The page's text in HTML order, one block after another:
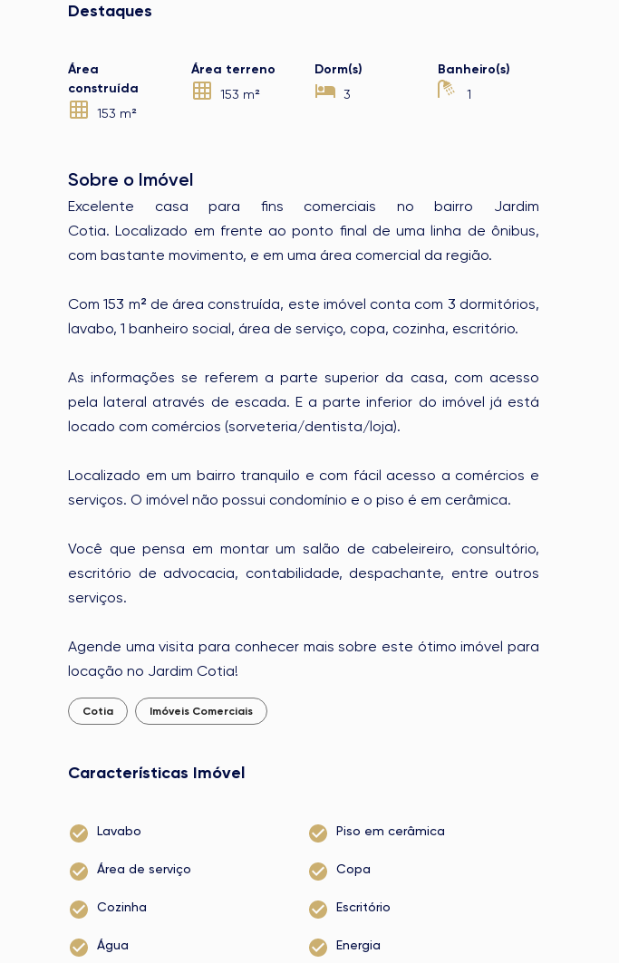
Destaques
Área
construída
153 m²
Área terreno
153 m²
Dorm(s)
3
Banheiro(s)
1
Sobre o Imóvel
Excelente casa para fins comerciais no bairro Jardim
Cotia. Localizado em frente ao ponto final de uma linha de ônibus,
com bastante movimento, e em uma área comercial da região.
Com 153 m² de área construída, este imóvel conta com 3 dormitórios,
lavabo, 1 banheiro social, área de serviço, copa, cozinha, escritório.
As informações se referem a parte superior da casa, com acesso
pela lateral através de escada. E a parte inferior do imóvel já está
locado com comércios (sorveteria/dentista/loja).
Localizado em um bairro tranquilo e com fácil acesso a comércios e
serviços. O imóvel não possui condomínio e o piso é em cerâmica.
Você que pensa em montar um salão de cabeleireiro, consultório,
escritório de advocacia, contabilidade, despachante, entre outros
serviços.
Agende uma visita para conhecer mais sobre este ótimo imóvel para
locação no Jardim Cotia!
Cotia Imóveis Comerciais
Características Imóvel
Lavabo Piso em cerâmica
Área de serviço Copa
Cozinha Escritório
Água Energia